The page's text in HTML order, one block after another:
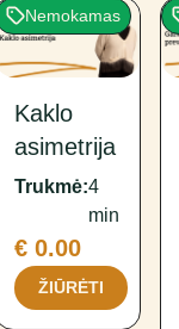
Nemokamas
Kaklo
asimetrija
Trukmė:4
min
€ 0.00
ŽIŪRĖTI